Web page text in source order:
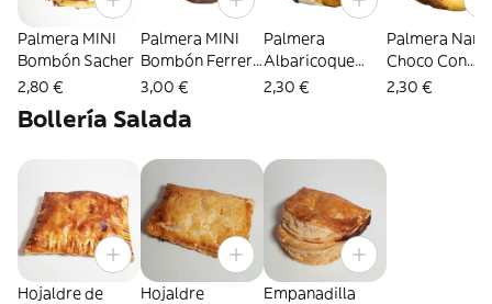
Palmera MINI
Bombón Sacher
2,80 €
Palmera MINI
Bombón Ferrero
Rocher
3,00 €
Palmera
Albaricoque
Choco Blanco
2,30 €
Palmera
Choco Con
Leche
2,30 €
Bollería Salada
Hojaldre de
Hojaldre
Empanadilla